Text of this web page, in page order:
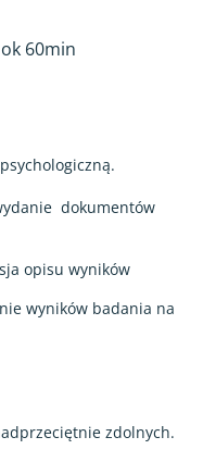
60min
dokumentów
opisu wyników
wyników badania na
zdolnych.